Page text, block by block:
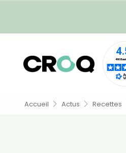
Accueil Actus Recettes